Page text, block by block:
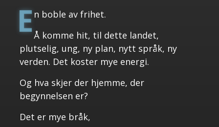
E n boble av frihet.
Å komme hit, til dette landet,
plutselig, ung, ny plan, nytt språk, ny
verden. Det koster mye energi.
Og hva skjer der hjemme, der
begynnelsen er?
Det er mye bråk,